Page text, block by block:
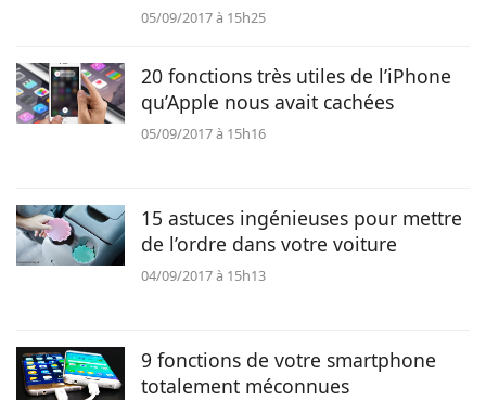
05/09/2017 à 15h25
20 fonctions très utiles de l’iPhone
qu’Apple nous avait cachées
05/09/2017 à 15h16
15 astuces ingénieuses pour mettre
de l’ordre dans votre voiture
04/09/2017 à 15h13
9 fonctions de votre smartphone
totalement méconnues